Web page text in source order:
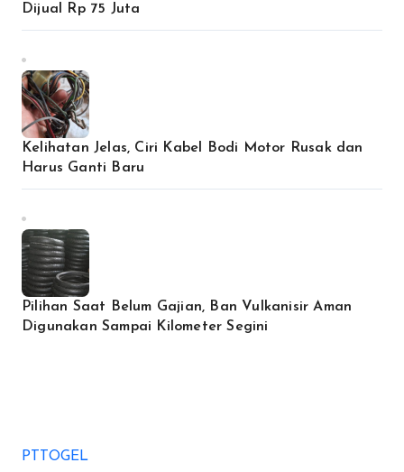
Dijual Rp 75 Juta
Kelihatan Jelas, Ciri Kabel Bodi Motor Rusak dan
Harus Ganti Baru
Pilihan Saat Belum Gajian, Ban Vulkanisir Aman
Digunakan Sampai Kilometer Segini
PTTOGEL